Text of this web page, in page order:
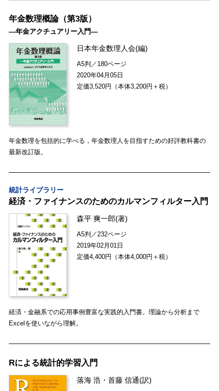
年金数理概論（第3版）
―年金アクチュアリー入門―
日本年金数理人会(編)
A5判／180ページ
2020年04月05日
定価3,520円（本体3,200円＋税）
年金数理を包括的に学べる，年金数理人を目指すための好評教科書の
最新改訂版。
統計ライブラリー
経済・ファイナンスのためのカルマンフィルター入門
森平 爽一郎(著)
A5判／232ページ
2019年02月01日
定価4,400円（本体4,000円＋税）
経済・金融系での応用事例豊富な実践的入門書。理論から分析まで
Excelを使いながら理解。
Rによる統計的学習入門
落海 浩 ・首藤 信通(訳)